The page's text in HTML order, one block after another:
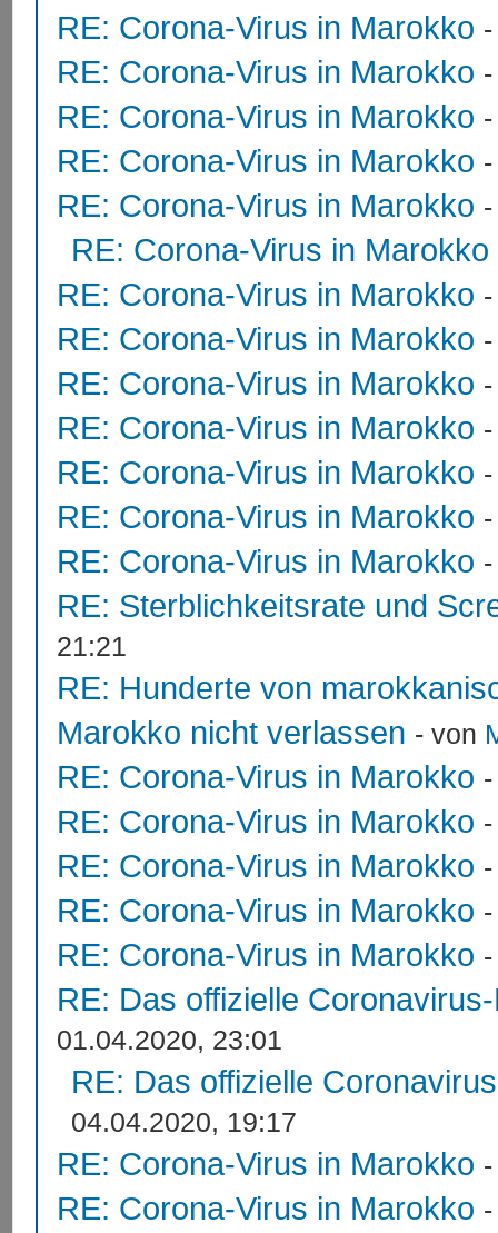
RE: Corona-Virus in Marokko
RE: Corona-Virus in Marokko
RE: Corona-Virus in Marokko
RE: Corona-Virus in Marokko
RE: Corona-Virus in Marokko
RE: Corona-Virus in Marokko
RE: Corona-Virus in Marokko
RE: Corona-Virus in Marokko
RE: Corona-Virus in Marokko
RE: Corona-Virus in Marokko
RE: Corona-Virus in Marokko
RE: Corona-Virus in Marokko
RE: Corona-Virus in Marokko
RE: Sterblichkeitsrate und
21:21
RE: Hunderte von
Marokko nicht verlassen - von
RE: Corona-Virus in Marokko
RE: Corona-Virus in Marokko
RE: Corona-Virus in Marokko
RE: Corona-Virus in Marokko
RE: Corona-Virus in Marokko
RE: Das offizielle
01.04.2020, 23:01
RE: Das offizielle
04.04.2020, 19:17
RE: Corona-Virus in Marokko
RE: Corona-Virus in Marokko